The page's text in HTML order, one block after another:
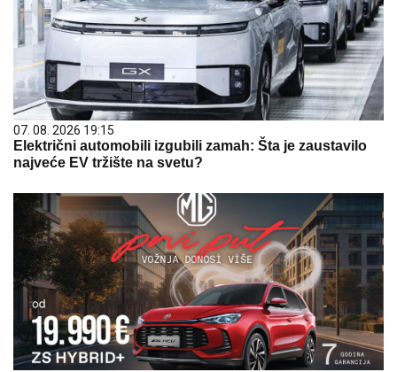
07. 08. 2026 19:15
Električni automobili izgubili zamah: Šta je zaustavilo
najveće EV tržište na svetu?